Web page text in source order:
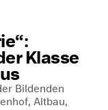
Klasse
Bildenden
Altbau,